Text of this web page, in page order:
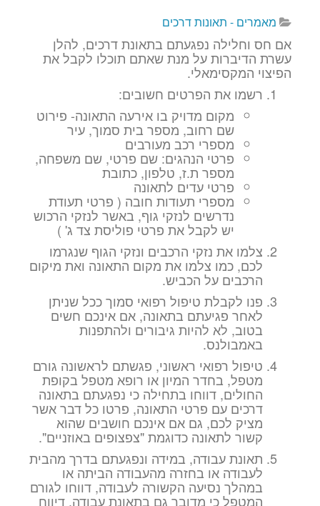
מאמרים - תאונות דרכים
אם חס וחלילה נפגעתם בתאונת דרכים, להלן
עשרת הדיברות על מנת שאתם תוכלו לקבל את
הפיצוי המקסימאלי.
רשמו את הפרטים חשובים:
מקום מדויק בו אירעה התאונה- פירוט
שם רחוב, מספר בית סמוך, עיר
מספרי רכב מעורבים
פרטי הנהגים: שם פרטי, שם משפחה,
מספר ת.ז, טלפון, כתובת
פרטי עדים לתאונה
מספרי תעודות חובה ( פרטי תעודת
נדרשים לנזקי גוף, באשר לנזקי הרכוש
יש לקבל את פרטי פוליסת צד ג' )
צלמו את נזקי הרכבים ונזקי הגוף שנגרמו
לכם, כמו צלמו את מקום התאונה ואת מיקום
הרכבים על הכביש.
פנו לקבלת טיפול רפואי סמוך ככל שניתן
לאחר פגיעתם בתאונה, אם אינכם חשים
בטוב, לא להיות גיבורים ולהתפנות
באמבולנס.
טיפול רפואי ראשוני, פגשתם לראשונה גורם
מטפל, בחדר המיון או רופא מטפל בקופת
החולים, דווחו בתחילה כי נפגעתם בתאונה
דרכים עם פרטי התאונה, פרטו כל דבר אשר
מציק לכם, גם אם אינכם חושבים שהוא
קשור לתאונה כדוגמת "צפצופים באוזניים".
תאונת עבודה, במידה ונפגעתם בדרך מהבית
לעבודה או בחזרה מהעבודה הביתה או
במהלך נסיעה הקשורה לעבודה, דווחו לגורם
המטפל כי מדובר גם בתאונת עבודה. דיווח